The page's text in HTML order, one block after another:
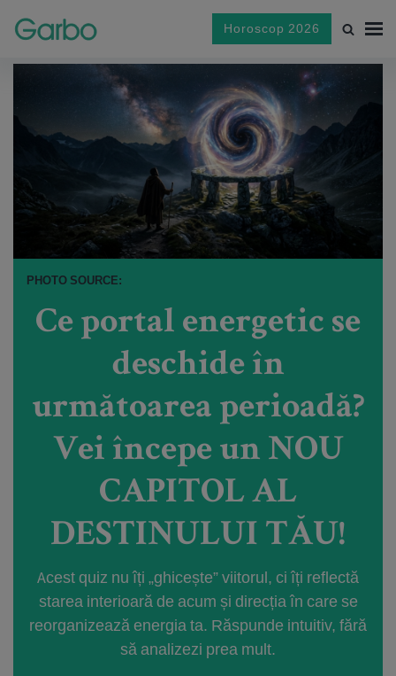
Horoscop 2026
PHOTO SOURCE:
Ce portal energetic se
deschide în
următoarea perioadă?
Vei începe un NOU
CAPITOL AL
DESTINULUI TĂU!
Acest quiz nu îți „ghicește” viitorul, ci îți reflectă
starea interioară de acum și direcția în care se
reorganizează energia ta. Răspunde intuitiv, fără
să analizezi prea mult.